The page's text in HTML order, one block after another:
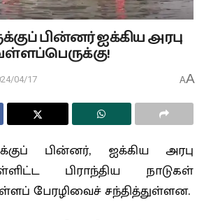
பின்னர் ஐக்கிய அரபு
04/17 AA
பின்னர், ஐக்கிய அரபு
பிராந்திய நாடுகள்
பேரழிவைச் சந்தித்துள்ளன.